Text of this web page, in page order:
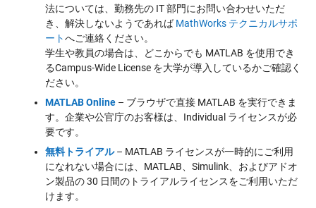
法については、勤務先の IT 部門にお問い合わせいただ
き、解決しないようであれば MathWorks テクニカルサポ
ートへご連絡ください。
学生や教員の場合は、どこからでも MATLAB を使用でき
るCampus-Wide License を大学が導入しているかご確認く
ださい。
MATLAB Online– ブラウザで直接 MATLAB を実行できま
す。企業や公官庁のお客様は、Individual ライセンスが必
要です。
無料トライアル– MATLAB ライセンスが一時的にご利用
になれない場合には、MATLAB、Simulink、およびアドオ
ン製品の 30 日間のトライアルライセンスをご利用いただ
けます。